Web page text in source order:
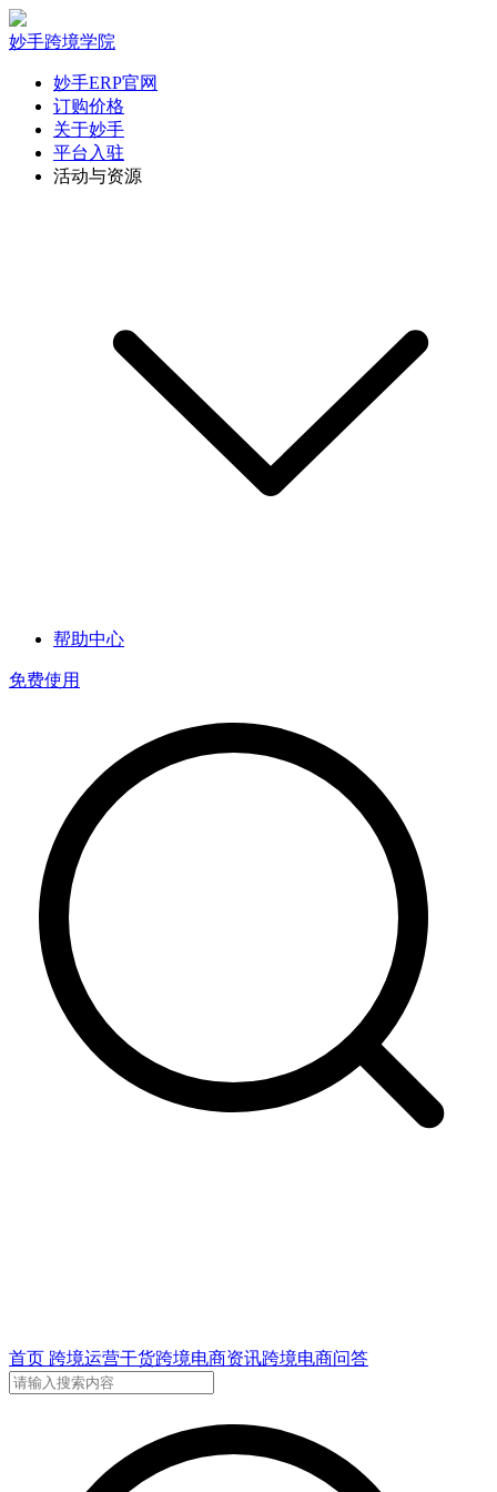
妙手跨境学院
妙手ERP官网
订购价格
关于妙手
平台入驻
活动与资源
帮助中心
免费使用
首页 跨境运营干货跨境电商资讯跨境电商问答